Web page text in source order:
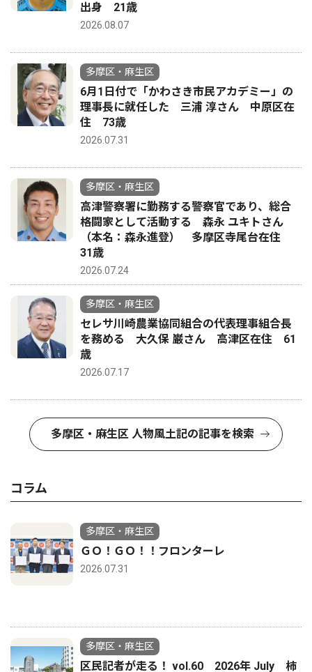
出身 21歳
2026.08.07
多摩区・麻生区
6月1日付で「かわさき市民アカデミー」の
理事長に就任した 三浦 淳さん 中原区在
住 73歳
2026.07.31
多摩区・麻生区
高津警察署に勤務する警察官であり、総合
格闘家として活動する 森永 ユキトさん
（本名：森永進登） 多摩区寺尾台在住
31歳
2026.07.24
多摩区・麻生区
セレサ川崎農業協同組合の代表理事組合長
を務める 大久保 巌さん 高津区在住 61
歳
2026.07.17
多摩区・麻生区 人物風土記の記事を検索
コラム
多摩区・麻生区
ＧＯ！ＧＯ！！フロンターレ
2026.07.31
多摩区・麻生区
区民記者が走る！ vol.60 2026年 July 柿